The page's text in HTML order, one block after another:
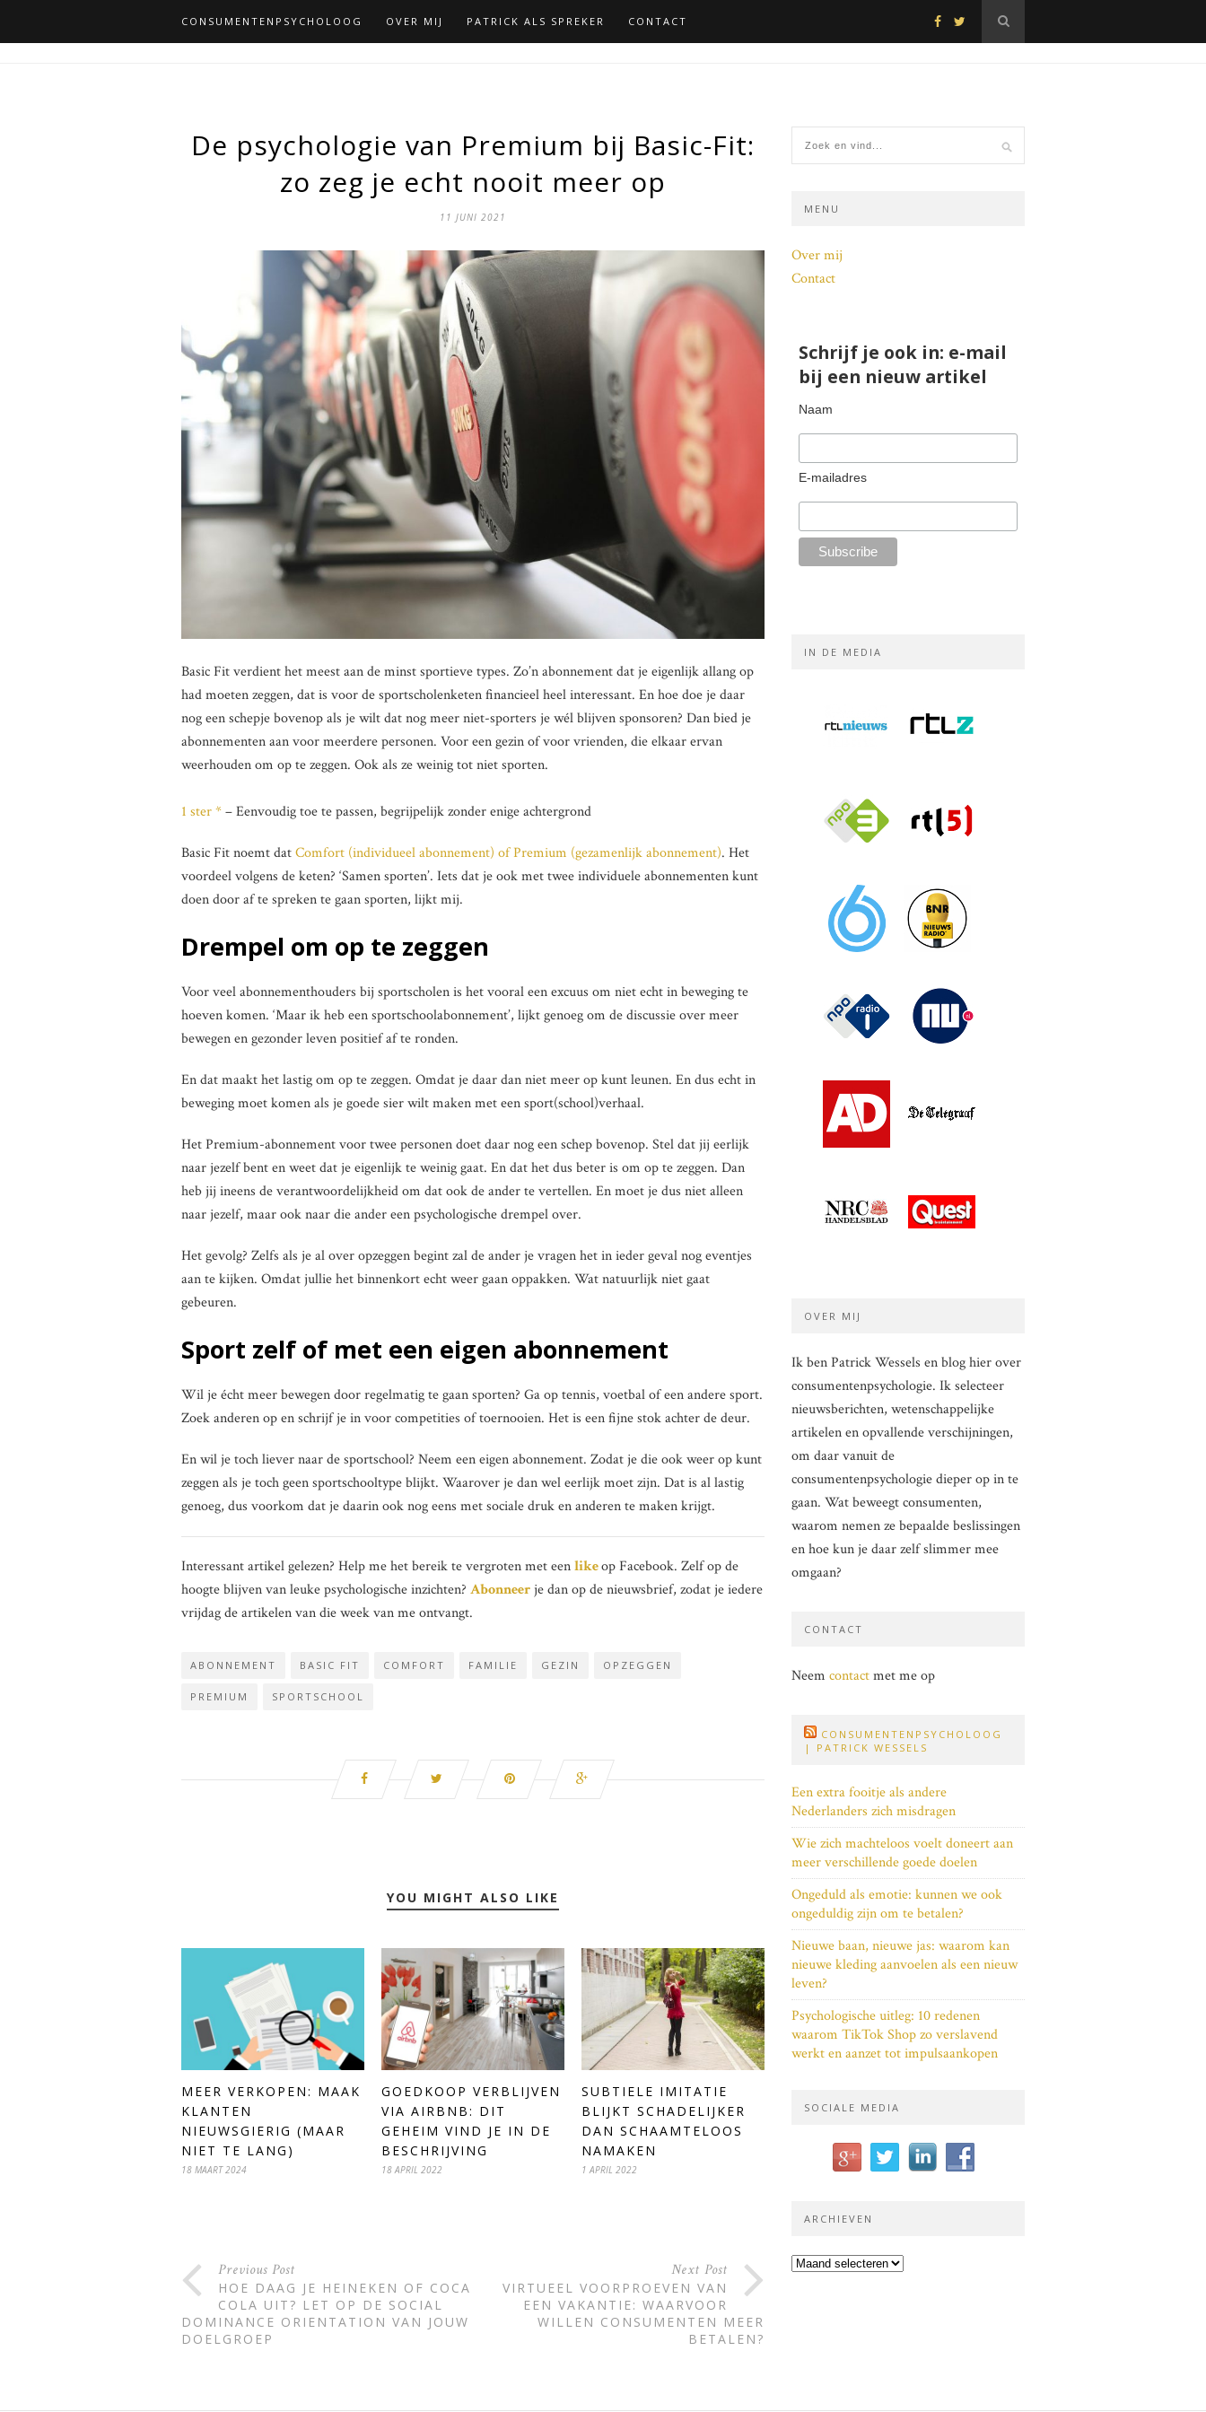
CONSUMENTENPSYCHOLOOG OVER MIJ PATRICK ALS SPREKER CONTACT
De psychologie van Premium bij Basic-Fit:
zo zeg je echt nooit meer op
11 JUNI 2021
Basic Fit verdient het meest aan de minst sportieve types. Zo’n abonnement dat je eigenlijk allang op
had moeten zeggen, dat is voor de sportscholenketen financieel heel interessant. En hoe doe je daar
nog een schepje bovenop als je wilt dat nog meer niet-sporters je wél blijven sponsoren? Dan bied je
abonnementen aan voor meerdere personen. Voor een gezin of voor vrienden, die elkaar ervan
weerhouden om op te zeggen. Ook als ze weinig tot niet sporten.
1 ster *– Eenvoudig toe te passen, begrijpelijk zonder enige achtergrond
Basic Fit noemt datComfort (individueel abonnement) of Premium (gezamenlijk abonnement). Het
voordeel volgens de keten? ‘Samen sporten’. Iets dat je ook met twee individuele abonnementen kunt
doen door af te spreken te gaan sporten, lijkt mij.
Drempel om op te zeggen
Voor veel abonnementhouders bij sportscholen is het vooral een excuus om niet echt in beweging te
hoeven komen. ‘Maar ik heb een sportschoolabonnement’, lijkt genoeg om de discussie over meer
bewegen en gezonder leven positief af te ronden.
En dat maakt het lastig om op te zeggen. Omdat je daar dan niet meer op kunt leunen. En dus echt in
beweging moet komen als je goede sier wilt maken met een sport(school)verhaal.
Het Premium-abonnement voor twee personen doet daar nog een schep bovenop. Stel dat jij eerlijk
naar jezelf bent en weet dat je eigenlijk te weinig gaat. En dat het dus beter is om op te zeggen. Dan
heb jij ineens de verantwoordelijkheid om dat ook de ander te vertellen. En moet je dus niet alleen
naar jezelf, maar ook naar die ander een psychologische drempel over.
Het gevolg? Zelfs als je al over opzeggen begint zal de ander je vragen het in ieder geval nog eventjes
aan te kijken. Omdat jullie het binnenkort echt weer gaan oppakken. Wat natuurlijk niet gaat
gebeuren.
Sport zelf of met een eigen abonnement
Wil je écht meer bewegen door regelmatig te gaan sporten? Ga op tennis, voetbal of een andere sport.
Zoek anderen op en schrijf je in voor competities of toernooien. Het is een fijne stok achter de deur.
En wil je toch liever naar de sportschool? Neem een eigen abonnement. Zodat je die ook weer op kunt
zeggen als je toch geen sportschooltype blijkt. Waarover je dan wel eerlijk moet zijn. Dat is al lastig
genoeg, dus voorkom dat je daarin ook nog eens met sociale druk en anderen te maken krijgt.
Interessant artikel gelezen? Help me het bereik te vergroten met eenlikeop Facebook. Zelf op de
hoogte blijven van leuke psychologische inzichten? Abonneerje dan op de nieuwsbrief, zodat je iedere
vrijdag de artikelen van die week van me ontvangt.
ABONNEMENT BASIC FIT COMFORT FAMILIE GEZIN OPZEGGEN
PREMIUM SPORTSCHOOL
YOU MIGHT ALSO LIKE
MEER VERKOPEN: MAAK
KLANTEN
NIEUWSGIERIG (MAAR
NIET TE LANG)
18 MAART 2024
GOEDKOOP VERBLIJVEN
VIA AIRBNB: DIT
GEHEIM VIND JE IN DE
BESCHRIJVING
18 APRIL 2022
SUBTIELE IMITATIE
BLIJKT SCHADELIJKER
DAN SCHAAMTELOOS
NAMAKEN
1 APRIL 2022
Previous Post
HOE DAAG JE HEINEKEN OF COCA
COLA UIT? LET OP DE SOCIAL
DOMINANCE ORIENTATION VAN JOUW
DOELGROEP
Next Post
VIRTUEEL VOORPROEVEN VAN
EEN VAKANTIE: WAARVOOR
WILLEN CONSUMENTEN MEER
BETALEN?
MENU
Over mij
Contact
Schrijf je ook in: e-mail
bij een nieuw artikel
Naam
E-mailadres
IN DE MEDIA
OVER MIJ
Ik ben Patrick Wessels en blog hier over
consumentenpsychologie. Ik selecteer
nieuwsberichten, wetenschappelijke
artikelen en opvallende verschijningen,
om daar vanuit de
consumentenpsychologie dieper op in te
gaan. Wat beweegt consumenten,
waarom nemen ze bepaalde beslissingen
en hoe kun je daar zelf slimmer mee
omgaan?
CONTACT
Neem contactmet me op
CONSUMENTENPSYCHOLOOG
| PATRICK WESSELS
Een extra fooitje als andere
Nederlanders zich misdragen
Wie zich machteloos voelt doneert aan
meer verschillende goede doelen
Ongeduld als emotie: kunnen we ook
ongeduldig zijn om te betalen?
Nieuwe baan, nieuwe jas: waarom kan
nieuwe kleding aanvoelen als een nieuw
leven?
Psychologische uitleg: 10 redenen
waarom TikTok Shop zo verslavend
werkt en aanzet tot impulsaankopen
SOCIALE MEDIA
ARCHIEVEN
Archieven